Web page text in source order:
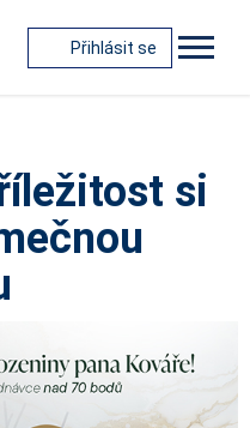
Přihlásit se
si